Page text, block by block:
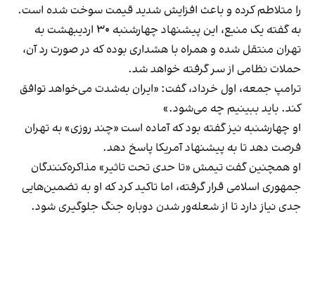
را متلاطم کرده و باعث افزایش شدید قیمت سوخت شده است.
به گفته یک منبع، این پیشنهاد چهارشنبه ۳۰ اردیبهشت به
تهران منتقل شده و همراه با هشداری بوده که در صورت رد آن،
حملات نظامی از سر گرفته خواهد شد.
ترامپ جمعه، اول خرداد، گفت: «ایران به‌شدت می‌خواهد توافق
کند. باید ببینیم چه می‌شود.»
او چهارشنبه نیز گفته بود که آماده است «چند روزی» به تهران
فرصت دهد تا به پیشنهاد آمریکا پاسخ دهد.
او همچنین گفت تیمش «تا حدی تحت تاثیر» مذاکره‌کنندگان
جمهوری اسلامی قرار گرفته، اما تاکید کرد که او به تضمین‌هایی
جدی نیاز دارد تا از شعله‌ور شدن دوباره جنگ جلوگیری شود.